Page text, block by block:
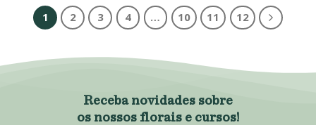
1 2 3 4 … 10 11 12
Receba novidades sobre
os nossos florais e cursos!